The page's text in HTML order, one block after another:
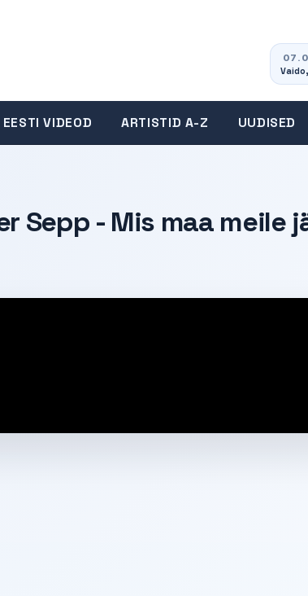
EESTI VIDEOD ARTISTID A-Z UUDISED
Sepp - Mis maa meile